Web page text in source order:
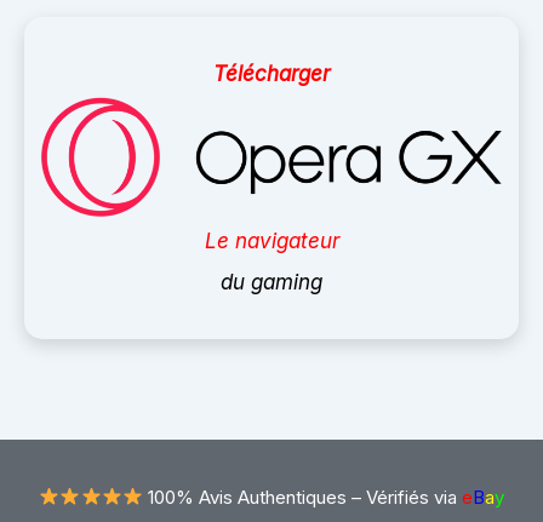
Télécharger
Le navigateur
du gaming
100% Avis Authentiques – Vérifiés via eBay